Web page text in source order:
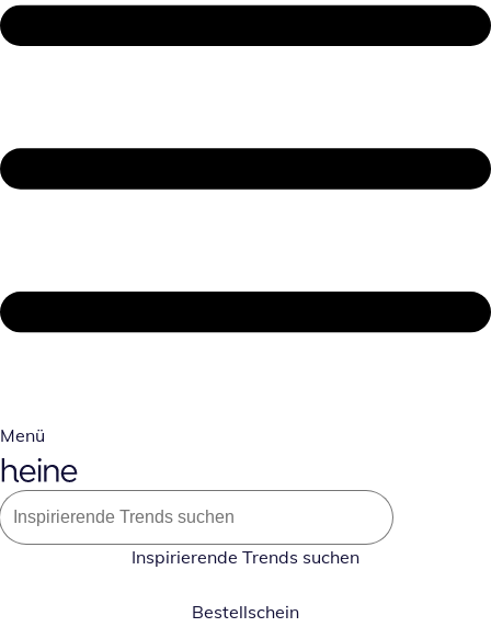
Menü
Inspirierende Trends suchen
Bestellschein